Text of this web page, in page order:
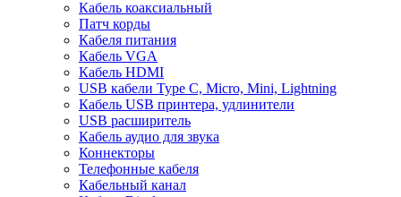
Кабель коаксиальный
Патч корды
Кабеля питания
Кабель VGA
Кабель HDMI
USB кабели Type C, Micro, Mini, Lightning
Кабель USB принтера, удлинители
USB расширитель
Кабель аудио для звука
Коннекторы
Телефонные кабеля
Кабельный канал